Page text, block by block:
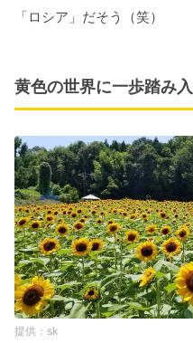
「ロシア」だそう（笑）
黄色の世界に一歩踏み
sk